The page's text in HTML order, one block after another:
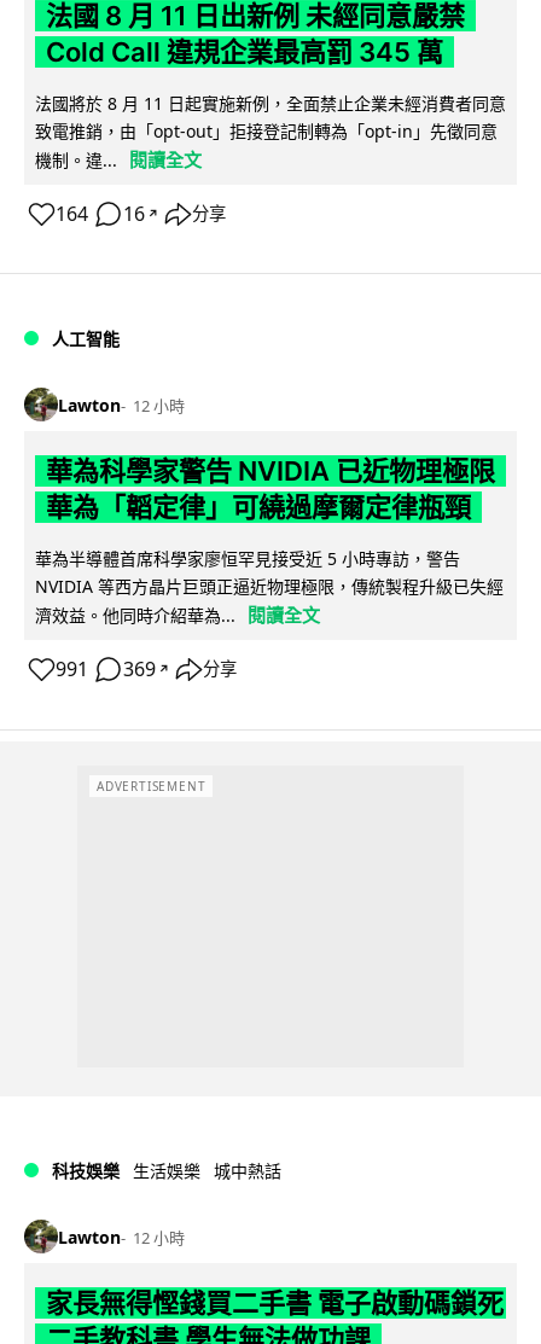
法國 8 月 11 日出新例 未經同意嚴禁
Cold Call 違規企業最高罰 345 萬
法國將於 8 月 11 日起實施新例，全面禁止企業未經消費者同意
致電推銷，由「opt-out」拒接登記制轉為「opt-in」先徵同意
機制。違...
閱讀全文
164 16 ↗ 分享
人工智能
Lawton 12 小時
華為科學家警告 NVIDIA 已近物理極限
華為「韜定律」可繞過摩爾定律瓶頸
華為半導體首席科學家廖恒罕見接受近 5 小時專訪，警告
NVIDIA 等西方晶片巨頭正逼近物理極限，傳統製程升級已失經
濟效益。他同時介紹華為...
閱讀全文
991 369 ↗ 分享
ADVERTISEMENT
科技娛樂 生活娛樂 城中熱話
Lawton 12 小時
家長無得慳錢買二手書 電子啟動碼鎖死